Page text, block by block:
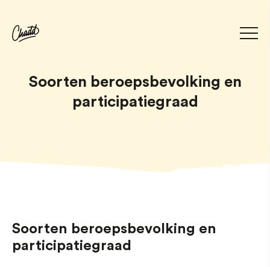
Soorten beroepsbevolking en
participatiegraad
Soorten beroepsbevolking en
participatiegraad